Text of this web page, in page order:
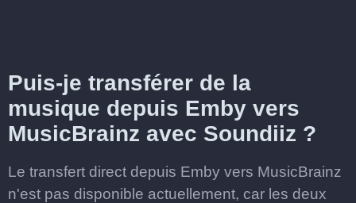
Puis-je transférer de la
musique depuis Emby vers
MusicBrainz avec Soundiiz ?
Le transfert direct depuis Emby vers MusicBrainz
n'est pas disponible actuellement, car les deux